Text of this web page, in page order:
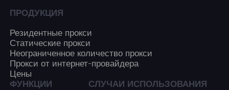
ПРОДУКЦИЯ
Резидентные прокси
Статические прокси
Неограниченное количество прокси
Прокси от интернет-провайдера
Цены
ФУНКЦИИ
СЛУЧАИ ИСПОЛЬЗОВАНИЯ